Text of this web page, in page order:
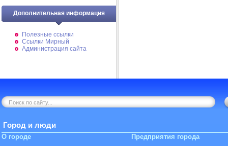
Дополнительная информация
Полезные ссылки
Ссылки Мирный
Администрация сайта
Город и люди
О городе Предприятия города